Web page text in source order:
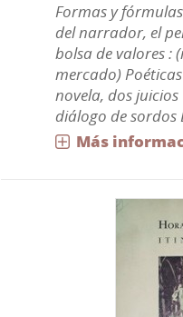
Formas y
del narrador, el
bolsa de valores :
mercado)
novela, dos
diálogo de sordos
Más